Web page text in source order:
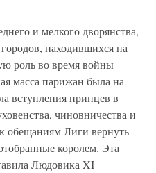
и мелкого дворянства,
находившихся на
роль во время войны
масса парижан была на
вступления принцев в
чиновничества и
обещаниям Лиги вернуть
королем. Эта
Людовика XI